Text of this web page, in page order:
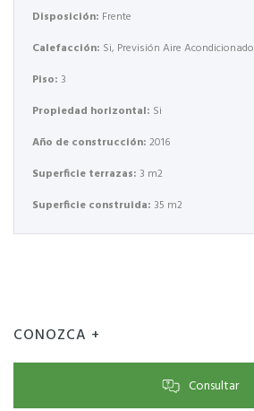
Disposición: Frente
Calefacción: Si, Previsión Aire Acondicionado
Piso: 3
Propiedad horizontal: Si
Año de construcción: 2016
Superficie terrazas: 3 m2
Superficie construida: 35 m2
CONOZCA +
Consultar